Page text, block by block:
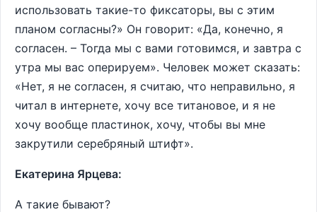
использовать такие-то фиксаторы, вы с этим
планом согласны?» Он говорит: «Да, конечно, я
согласен. – Тогда мы с вами готовимся, и завтра с
утра мы вас оперируем». Человек может сказать:
«Нет, я не согласен, я считаю, что неправильно, я
читал в интернете, хочу все титановое, и я не
хочу вообще пластинок, хочу, чтобы вы мне
закрутили серебряный штифт».
Екатерина Ярцева:
А такие бывают?